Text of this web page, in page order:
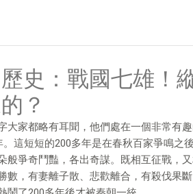
史：戰國七雄！
？
大家都略有耳聞，他們處在一個非常有
。這短短的200多年是在春秋百家爭鳴之
般爭奇鬥豔，各出奇謀。既相互征戰，
數，有妻離子散、悲歡離合，有殺伐果